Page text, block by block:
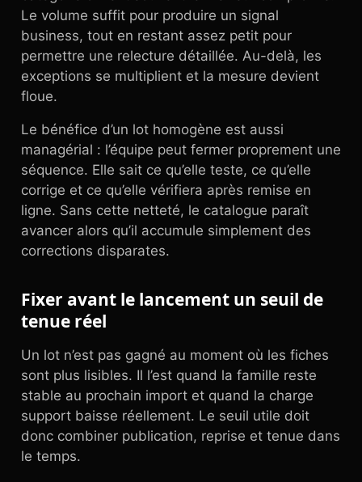
Le volume suffit pour produire un signal
business, tout en restant assez petit pour
permettre une relecture détaillée. Au-delà, les
exceptions se multiplient et la mesure devient
floue.
Le bénéfice d’un lot homogène est aussi
managérial : l’équipe peut fermer proprement une
séquence. Elle sait ce qu’elle teste, ce qu’elle
corrige et ce qu’elle vérifiera après remise en
ligne. Sans cette netteté, le catalogue paraît
avancer alors qu’il accumule simplement des
corrections disparates.
Fixer avant le lancement un seuil de
tenue réel
Un lot n’est pas gagné au moment où les fiches
sont plus lisibles. Il l’est quand la famille reste
stable au prochain import et quand la charge
support baisse réellement. Le seuil utile doit
donc combiner publication, reprise et tenue dans
le temps.